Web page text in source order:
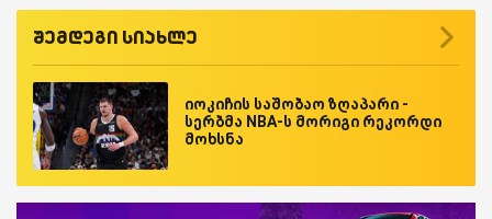
შემდეგი სიახლე
იოკიჩის საშობაო ზღაპარი -
სერბმა NBA-ს მორიგი რეკორდი
მოხსნა